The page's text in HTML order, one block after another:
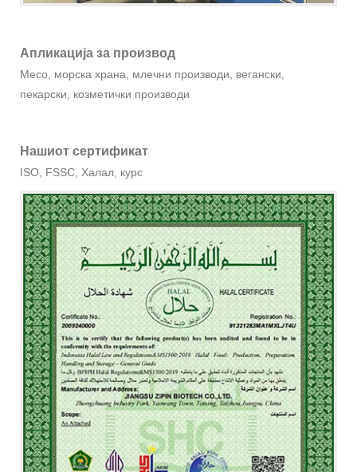
Апликација за производ
Месо, морска храна, млечни производи, вегански,
пекарски, козметички производи
Нашиот сертификат
ISO, FSSC, Халал, курс